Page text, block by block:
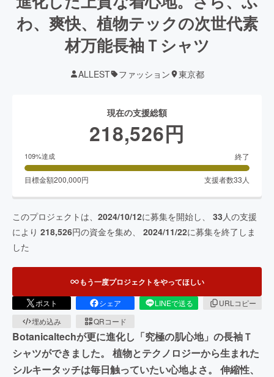
わ、爽快、植物テックの次世代素
材万能長袖Ｔシャツ
ALLEST ファッション 東京都
現在の支援総額
218,526円
109%達成 終了
目標金額200,000円 支援者数33 人
このプロジェクトは、 2024/10/12に募集を開始し、 33 人の支援
により 218,526円の資金を集め、 2024/11/22に募集を終了しま
した
もう一度プロジェクトをやってほしい
ポスト シェア LINEで送る
URLコピー
埋め込み
QRコード
Botanicaltechが更に進化し「究極の肌心地」の長袖Ｔ
シャツができました。 植物とテクノロジーから生まれた
シルキータッチは毎日触っていたい心地よさ。 伸縮性、